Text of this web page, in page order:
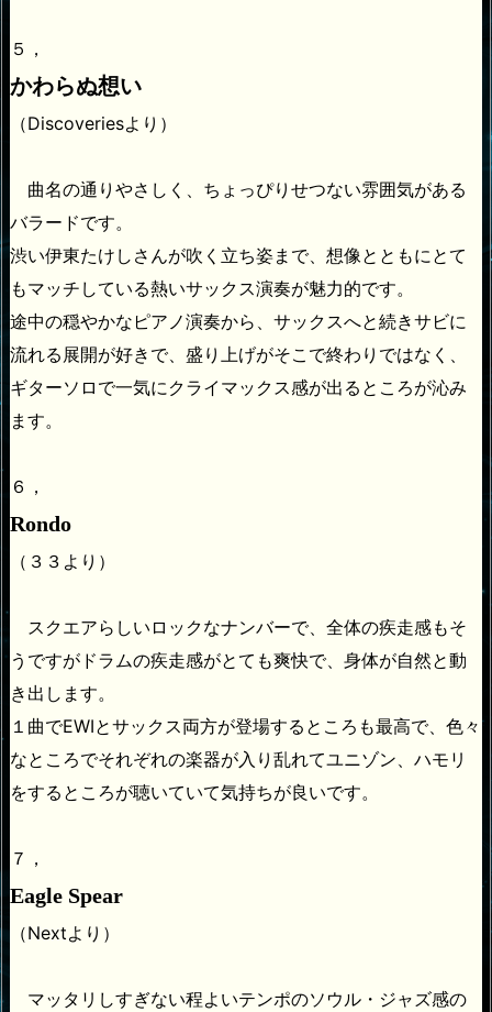
５，
かわらぬ想い
（Discoveriesより）
曲名の通りやさしく、ちょっぴりせつない雰囲気がある
バラードです。
渋い伊東たけしさんが吹く立ち姿まで、想像とともにとて
もマッチしている熱いサックス演奏が魅力的です。
途中の穏やかなピアノ演奏から、サックスへと続きサビに
流れる展開が好きで、盛り上げがそこで終わりではなく、
ギターソロで一気にクライマックス感が出るところが沁み
ます。
６，
Rondo
（３３より）
スクエアらしいロックなナンバーで、全体の疾走感もそ
うですがドラムの疾走感がとても爽快で、身体が自然と動
き出します。
１曲でEWIとサックス両方が登場するところも最高で、色々
なところでそれぞれの楽器が入り乱れてユニゾン、ハモリ
をするところが聴いていて気持ちが良いです。
７，
Eagle Spear
（Nextより）
マッタリしすぎない程よいテンポのソウル・ジャズ感の